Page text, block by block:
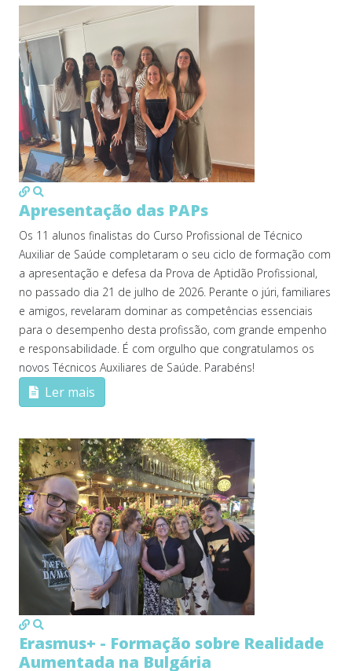
MOD_JTCS_VIEW_ARTICLE_LINK
Apresentação das PAPs
Os 11 alunos finalistas do Curso Profissional de Técnico
Auxiliar de Saúde completaram o seu ciclo de formação com
a apresentação e defesa da Prova de Aptidão Profissional,
no passado dia 21 de julho de 2026. Perante o júri, familiares
e amigos, revelaram dominar as competências essenciais
para o desempenho desta profissão, com grande empenho
e responsabilidade. É com orgulho que congratulamos os
novos Técnicos Auxiliares de Saúde. Parabéns!
Ler mais
MOD_JTCS_VIEW_ARTICLE_LINK
Erasmus+ - Formação sobre Realidade
Aumentada na Bulgária